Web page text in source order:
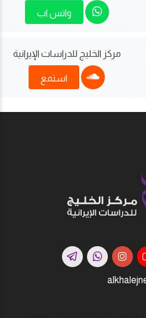
واتس اب
مركز الخليج للدراسات اﻹيرانية
استمع